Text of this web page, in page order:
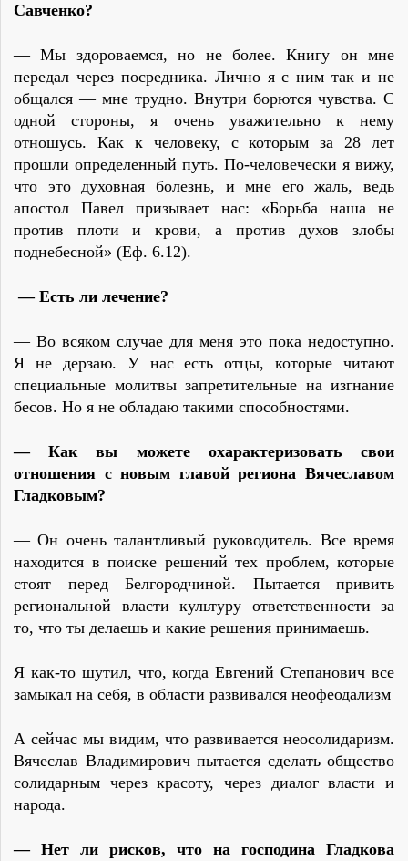
Савченко?
— Мы здороваемся, но не более. Книгу он мне
передал через посредника. Лично я с ним так и не
общался — мне трудно. Внутри борются чувства. С
одной стороны, я очень уважительно к нему
отношусь. Как к человеку, с которым за 28 лет
прошли определенный путь. По-человечески я вижу,
что это духовная болезнь, и мне его жаль, ведь
апостол Павел призывает нас: «Борьба наша не
против плоти и крови, а против духов злобы
поднебесной» (Еф. 6.12).
— Есть ли лечение?
— Во всяком случае для меня это пока недоступно.
Я не дерзаю. У нас есть отцы, которые читают
специальные молитвы запретительные на изгнание
бесов. Но я не обладаю такими способностями.
— Как вы можете охарактеризовать свои
отношения с новым главой региона Вячеславом
Гладковым?
— Он очень талантливый руководитель. Все время
находится в поиске решений тех проблем, которые
стоят перед Белгородчиной. Пытается привить
региональной власти культуру ответственности за
то, что ты делаешь и какие решения принимаешь.
Я как-то шутил, что, когда Евгений Степанович все
замыкал на себя, в области развивался неофеодализм
А сейчас мы видим, что развивается неосолидаризм.
Вячеслав Владимирович пытается сделать общество
солидарным через красоту, через диалог власти и
народа.
— Нет ли рисков, что на господина Гладкова